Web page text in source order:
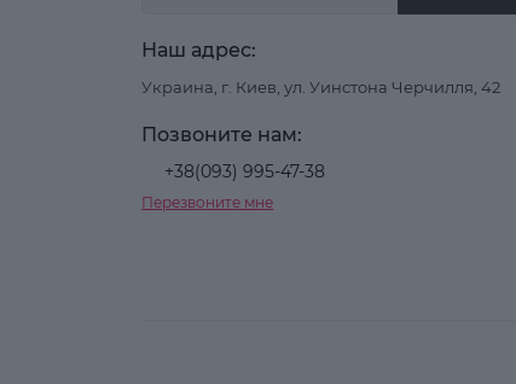
Наш адрес:
Украина, г. Киев, ул. Уинстона Черчилля, 42
Позвоните нам:
+38(093) 995-47-38
Перезвоните мне